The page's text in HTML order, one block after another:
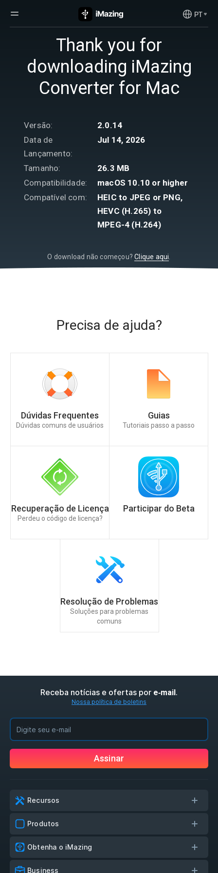
PT
Thank you for
downloading iMazing
Converter for Mac
Versão:
2.0.14
Data de
Lançamento:
Jul 14, 2026
Tamanho:
26.3 MB
Compatibilidade:
macOS 10.10 or higher
Compatível com:
HEIC to JPEG or PNG,
HEVC (H.265) to
MPEG-4 (H.264)
O download não começou?Clique aqui
Precisa de ajuda?
Dúvidas Frequentes
Dúvidas comuns de usuários
Guias
Tutoriais passo a passo
Recuperação de Licença
Perdeu o código de licença?
Participar do Beta
Resolução de Problemas
Soluções para problemas
comuns
Receba notícias e ofertas por e‑mail.
Nossa política de boletins
Assinar
Recursos
Produtos
Obtenha o iMazing
Business